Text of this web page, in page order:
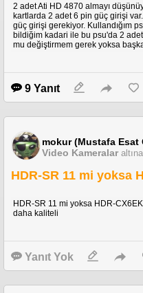
2 adet Ati HD 4870 almayı
kartlarda 2 adet 6 pin güç girişi
güç girişi gerekiyor. Kullandığım
bildiğim kadari ile bu psu'da 2
mu değiştirmem gerek yoksa
9 Yanıt
mokur (Mustafa Esat
Video Kameralar
HDR-SR 11 mi yoksa
HDR-SR 11 mi yoksa HDR-
daha kaliteli
Yanıt Yok